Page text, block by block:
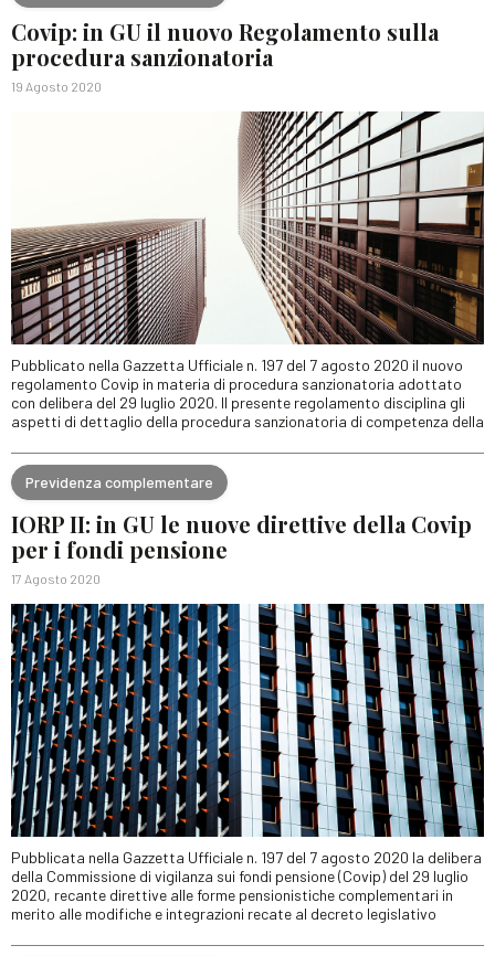
Covip: in GU il nuovo Regolamento sulla
procedura sanzionatoria
19 Agosto 2020
Pubblicato nella Gazzetta Ufficiale n. 197 del 7 agosto 2020 il nuovo
regolamento Covip in materia di procedura sanzionatoria adottato
con delibera del 29 luglio 2020. Il presente regolamento disciplina gli
aspetti di dettaglio della procedura sanzionatoria di competenza della
Previdenza complementare
IORP II: in GU le nuove direttive della Covip
per i fondi pensione
17 Agosto 2020
Pubblicata nella Gazzetta Ufficiale n. 197 del 7 agosto 2020 la delibera
della Commissione di vigilanza sui fondi pensione (Covip) del 29 luglio
2020, recante direttive alle forme pensionistiche complementari in
merito alle modifiche e integrazioni recate al decreto legislativo